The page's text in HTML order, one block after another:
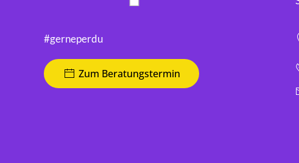
#gerneperdu
Zum Beratungstermin